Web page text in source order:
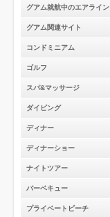
グアム就航中のエアライン
グアム関連サイト
コンドミニアム
ゴルフ
スパ&マッサージ
ダイビング
ディナー
ディナーショー
ナイトツアー
バーベキュー
プライベートビーチ